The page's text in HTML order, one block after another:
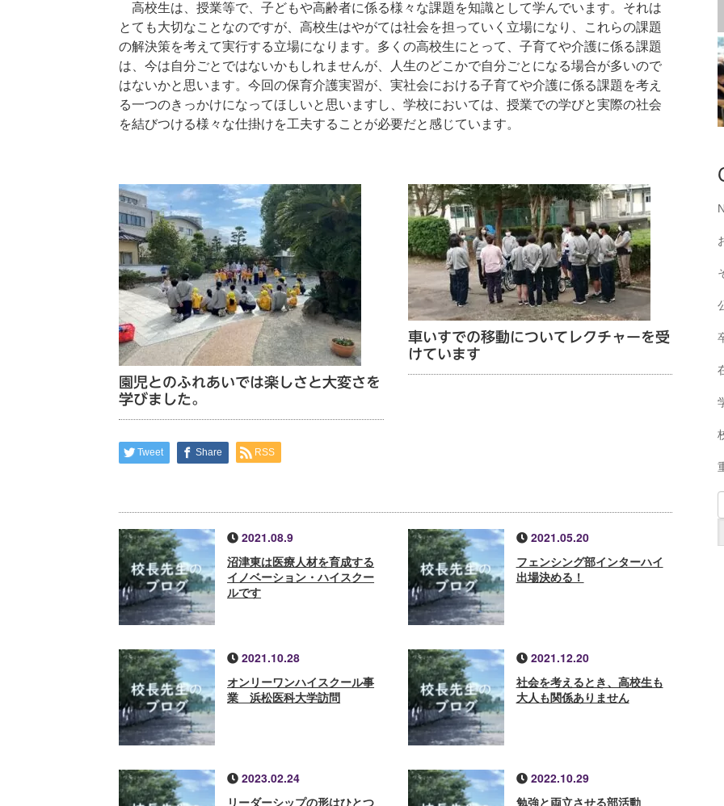
高校生は、授業等で、子どもや高齢者に係る様々な課題を知識として学んでいます。それは
とても大切なことなのですが、高校生はやがては社会を担っていく立場になり、これらの課題
の解決策を考えて実行する立場になります。多くの高校生にとって、子育てや介護に係る課題
は、今は自分ごとではないかもしれませんが、人生のどこかで自分ごとになる場合が多いので
はないかと思います。今回の保育介護実習が、実社会における子育てや介護に係る課題を考え
る一つのきっかけになってほしいと思いますし、 学校においては、授業での学びと実際の社会
を結びつける様々な仕掛けを工夫することが必要だと感じています。
園児とのふれあいでは楽しさと大変さを
学びました。
車いすでの移動についてレクチャーを受
けています
Tweet Share RSS
2021.08.9
沼津東は医療人材を育成する
イノベーション・ハイスクー
ルです
2021.05.20
フェンシング部インターハイ
出場決める！
2021.10.28
オンリーワンハイスクール事
業 浜松医科大学訪問
2021.12.20
社会を考えるとき、高校生も
大人も関係ありません
2023.02.24
リーダーシップの形はひとつ
2022.10.29
勉強と両立させる部活動